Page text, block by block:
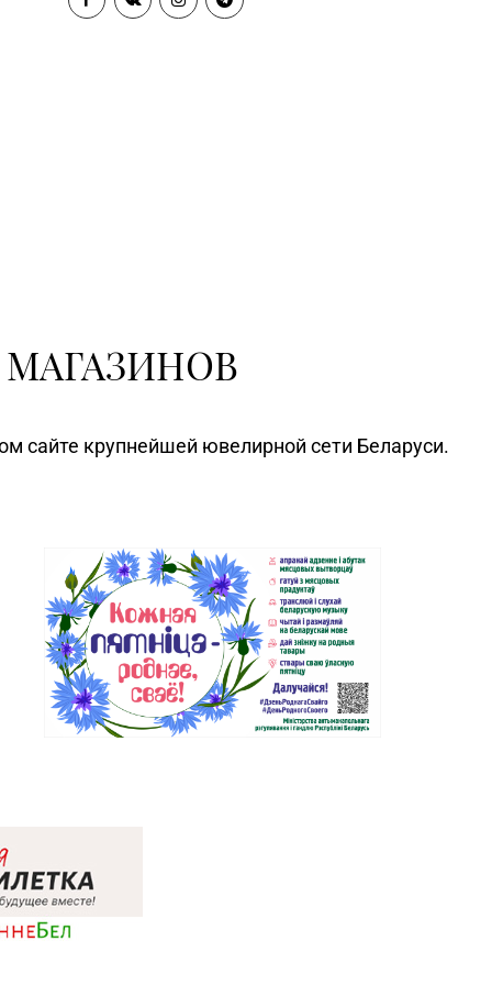
Магазин №2 «Жемчужина» г.
Магазин №58 DIAMOND г. Витебск,
39, 75-30-39
Магазин №24 «Рубин» г.
Магазин №48 «Рубин» г.
Новолукомль, ул. Набережная, д.
13
06, 33-63-05, 33-63-07
Магазин №7 «Малахитовая
шкатулка» г. Гомель, пр-т Победы,
д. 18
Магазин №29 «БЕЛЮВЕЛИРТОРГ»
г. Гомель, пр-т Ленина, д. 12-87
22
70, 35-13-34
66
сайте крупнейшей ювелирной сети Беларуси.